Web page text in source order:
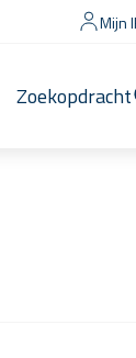
Mijn
Zoekopdracht